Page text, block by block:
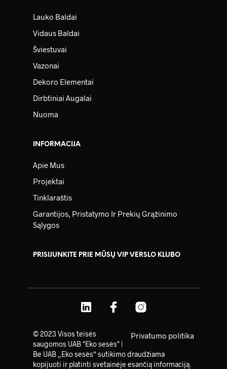
Lauko Baldai
Vidaus Baldai
Šviestuvai
Vazonai
Dekoro Elementai
Dirbtiniai Augalai
Nuoma
INFORMACIJA
Apie Mus
Projektai
Tinklaraštis
Garantijos, Pristatymo Ir Prekių Grąžinimo
Sąlygos
PRISIJUNKITE PRIE MŪSŲ VIP VERSLO KLUBO
Privatumo politika
© 2023 Visos teisės
saugomos UAB "Eko sesės" |
Be UAB „Eko sesės“ sutikimo draudžiama
kopijuoti ir platinti svetainėje esančią informaciją.